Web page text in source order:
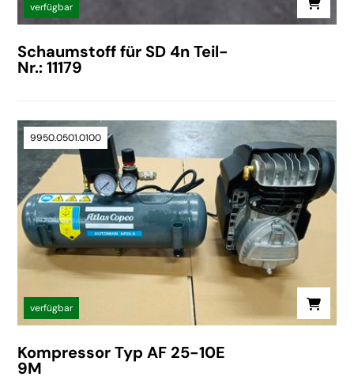
verfügbar
Schaumstoff für SD 4n Teil-
Nr.: 11179
9950.0501.0100
verfügbar
Kompressor Typ AF 25-10E
9M